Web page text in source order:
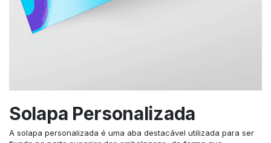
Solapa Personalizada
A solapa personalizada é uma aba destacável utilizada para ser